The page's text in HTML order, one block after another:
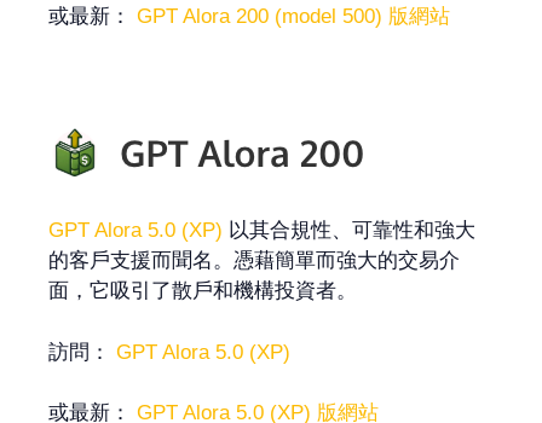
或最新： GPT Alora 200 (model 500) 版網站
GPT Alora 5.0 (XP) 以其合規性、可靠性和強大
的客戶支援而聞名。憑藉簡單而強大的交易介
面，它吸引了散戶和機構投資者。
訪問： GPT Alora 5.0 (XP)
或最新： GPT Alora 5.0 (XP) 版網站